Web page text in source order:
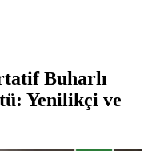
Buharlı
Yenilikçi ve